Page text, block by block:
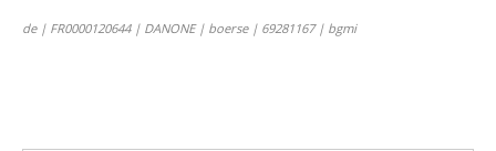
de | FR0000120644 | DANONE | boerse | 69281167 | bgmi